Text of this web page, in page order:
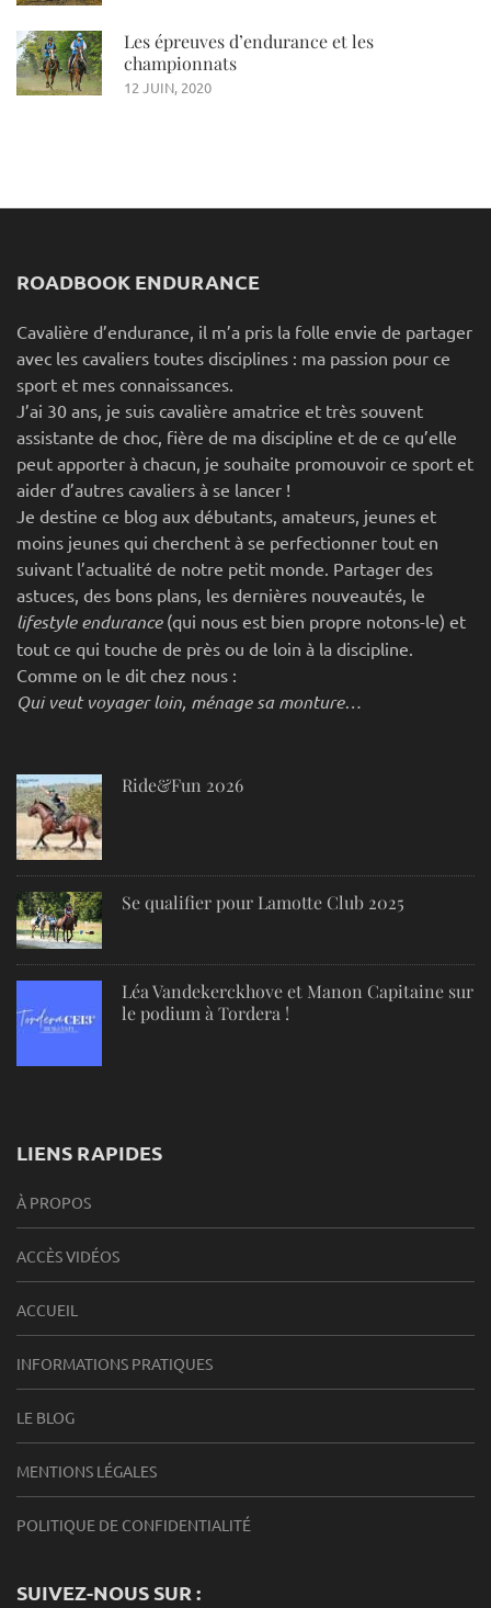
Les épreuves d’endurance et les
championnats
12 JUIN, 2020
ROADBOOK ENDURANCE
Cavalière d’endurance, il m’a pris la folle envie de partager
avec les cavaliers toutes disciplines : ma passion pour ce
sport et mes connaissances.
J’ai 30 ans, je suis cavalière amatrice et très souvent
assistante de choc, fière de ma discipline et de ce qu’elle
peut apporter à chacun, je souhaite promouvoir ce sport et
aider d’autres cavaliers à se lancer !
Je destine ce blog aux débutants, amateurs, jeunes et
moins jeunes qui cherchent à se perfectionner tout en
suivant l’actualité de notre petit monde. Partager des
astuces, des bons plans, les dernières nouveautés, le
lifestyle endurance(qui nous est bien propre notons-le) et
tout ce qui touche de près ou de loin à la discipline.
Comme on le dit chez nous :
Qui veut voyager loin, ménage sa monture…
Ride&Fun 2026
Se qualifier pour Lamotte Club 2025
Léa Vandekerckhove et Manon Capitaine sur
le podium à Tordera !
LIENS RAPIDES
À PROPOS
ACCÈS VIDÉOS
ACCUEIL
INFORMATIONS PRATIQUES
LE BLOG
MENTIONS LÉGALES
POLITIQUE DE CONFIDENTIALITÉ
SUIVEZ-NOUS SUR :